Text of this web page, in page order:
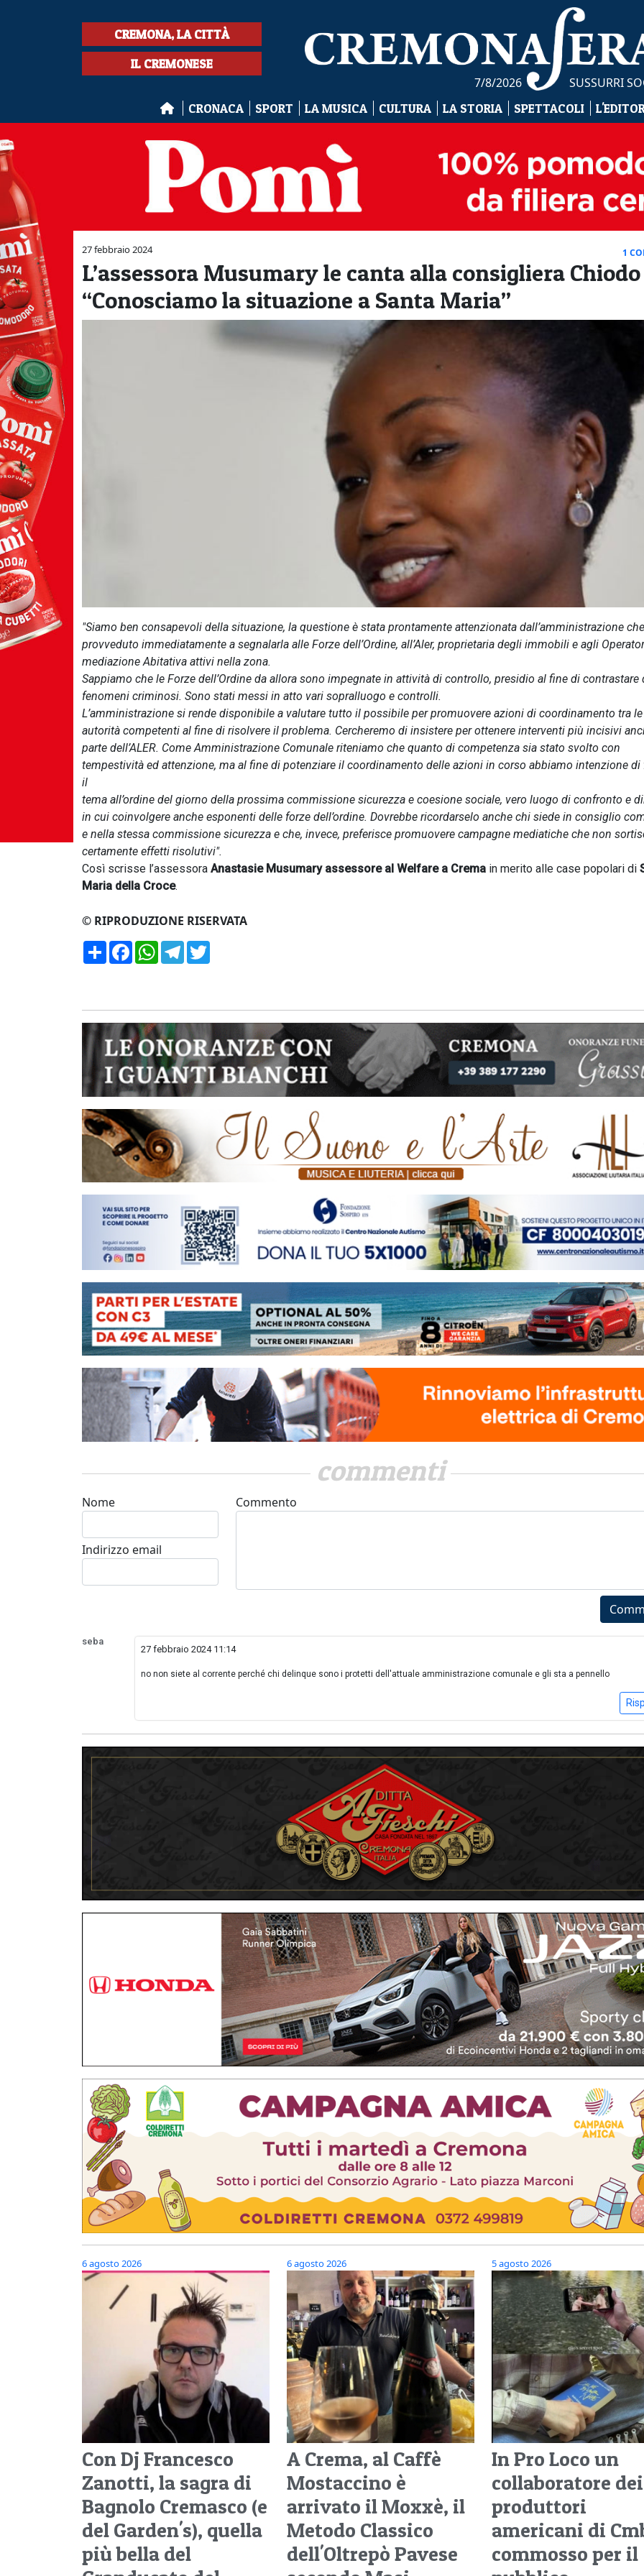
CREMONA, LA CITTÀ
IL CREMONESE
7/8/2026 SUSSURRI
CRONACA SPORT LA MUSICA CULTURA LA STORIA SPETTACOLI
27 febbraio 2024 1
L’assessora Musumary le canta alla consigliera Chiodo
“Conosciamo la situazione a Santa Maria”
"Siamo ben consapevoli della situazione, la questione è stata prontamente attenzionata dall’amministrazione
provveduto immediatamente a segnalarla alle Forze dell’Ordine, all’Aler, proprietaria degli immobili e agli
mediazione Abitativa attivi nella zona.
Sappiamo che le Forze dell’Ordine da allora sono impegnate in attività di controllo, presidio al fine di contrastare
fenomeni criminosi. Sono stati messi in atto vari sopralluogo e controlli.
L’amministrazione si rende disponibile a valutare tutto il possibile per promuovere azioni di coordinamento tra
autorità competenti al fine di risolvere il problema. Cercheremo di insistere per ottenere interventi più incisivi
parte dell’ALER. Come Amministrazione Comunale riteniamo che quanto di competenza sia stato svolto con
tempestività ed attenzione, ma al fine di potenziare il coordinamento delle azioni in corso abbiamo intenzione di
il
tema all’ordine del giorno della prossima commissione sicurezza e coesione sociale, vero luogo di confronto e
in cui coinvolgere anche esponenti delle forze dell’ordine. Dovrebbe ricordarselo anche chi siede in consiglio
e nella stessa commissione sicurezza e che, invece, preferisce promuovere campagne mediatiche che non
certamente effetti risolutivi".
Così scrisse l’assessora Anastasie Musumary assessore al Welfare a Crema in merito alle case popolari di
Maria della Croce.
© RIPRODUZIONE RISERVATA
CondividiFacebookWhatsApp
Telegram
commenti
Nome
Indirizzo email
Commento
seba
27 febbraio 2024 11:14
no non siete al corrente perché chi delinque sono i protetti dell'attuale amministrazione comunale e gli sta a pennello
6 agosto 2026
Con Dj Francesco
Zanotti, la sagra di
Bagnolo Cremasco (e
del Garden's), quella
più bella del
6 agosto 2026
A Crema, al Caffè
Mostaccino è
arrivato il Moxxè, il
Metodo Classico
dell'Oltrepò Pavese
5 agosto 2026
In Pro Loco un
collaboratore dei
produttori
americani di
commosso per il